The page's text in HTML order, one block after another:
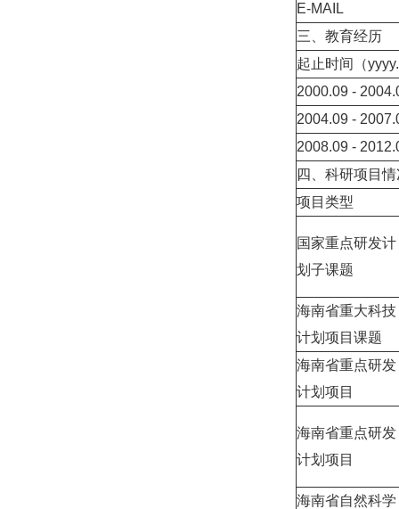
E-MAIL
三、教育经历
起止时间（
2000.09 -
2004.09 -
2008.09 -
四、科研项目
项目类型
国家重点研发计
划子课题
海南省重大科技
计划项目课题
海南省重点研发
计划项目
海南省重点研发
计划项目
海南省自然科学